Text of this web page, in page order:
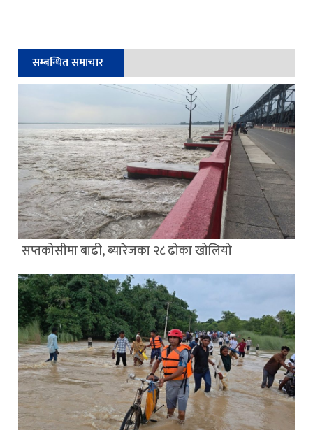
सम्बन्धित समाचार
सप्तकोसीमा बाढी, ब्यारेजका २८ ढोका खोलियो